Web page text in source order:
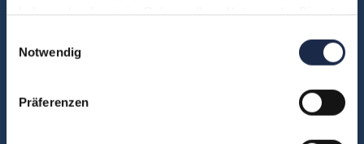
Notwendig
Präferenzen
IT und Digital
Marketing